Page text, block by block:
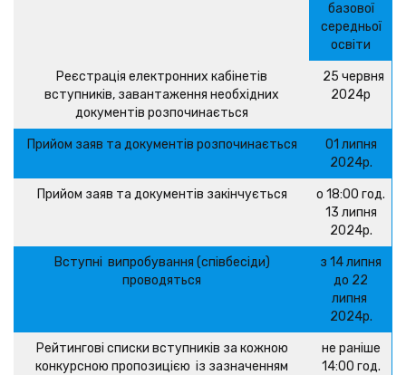
базової
середньої
освіти
Реєстрація електронних кабінетів
вступників, завантаження необхідних
документів розпочинається
25 червня
2024р
Прийом заяв та документів розпочинається
01 липня
2024р.
Прийом заяв та документів закінчується
о 18:00 год.
13 липня
2024р.
Вступні випробування (співбесіди)
проводяться
з 14 липня
до 22
липня
2024р.
Рейтингові списки вступників за кожною
конкурсною пропозицією із зазначенням
не раніше
14:00 год.